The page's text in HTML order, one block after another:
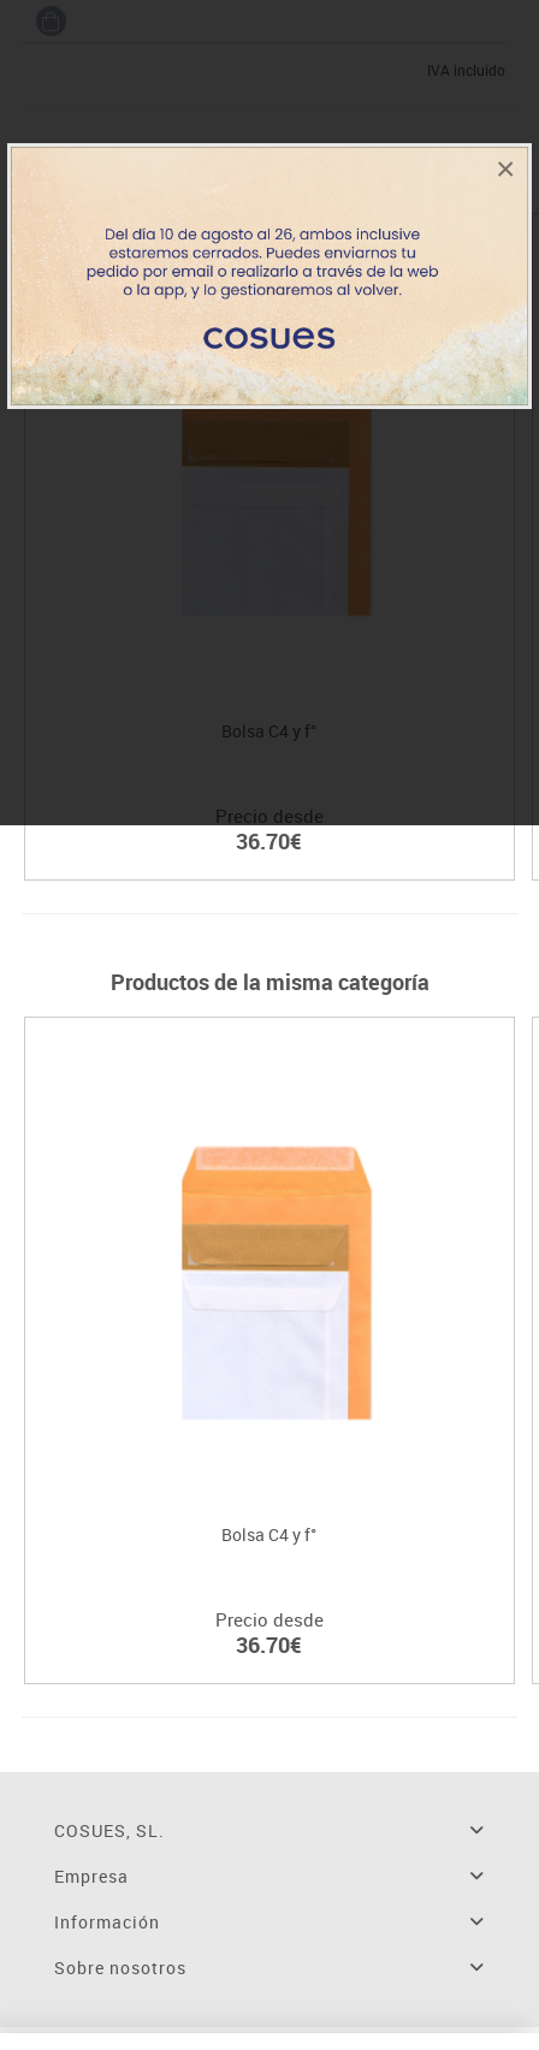
×
IVA incluido
Comprado conjuntamente
Bolsa C4 y f°
Precio desde
36.70€
Productos de la misma categoría
Bolsa C4 y f°
Precio desde
36.70€
COSUES, SL.
Empresa
Información
Sobre nosotros